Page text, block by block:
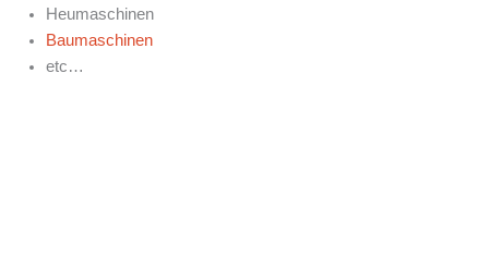
Heumaschinen
Baumaschinen
etc…